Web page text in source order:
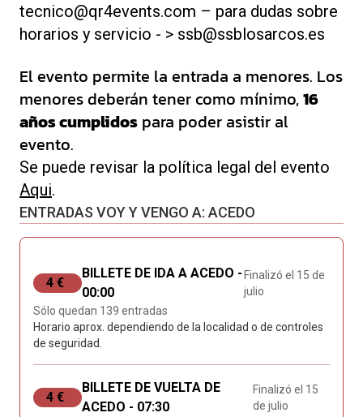
tecnico@qr4events.com – para dudas sobre
horarios y servicio - > ssb@ssblosarcos.es
El evento permite la entrada a menores. Los
menores deberán tener como mínimo,16
años cumplidos para poder asistir al
evento.
Se puede revisar la política legal del evento
Aqui.
ENTRADAS VOY Y VENGO A: ACEDO
4 €
BILLETE DE IDA A ACEDO -
00:00
Finalizó el 15 de
julio
Sólo quedan 139 entradas
Horario aprox. dependiendo de la localidad o de controles
de seguridad.
4 €
BILLETE DE VUELTA DE
ACEDO - 07:30
Finalizó el 15
de julio